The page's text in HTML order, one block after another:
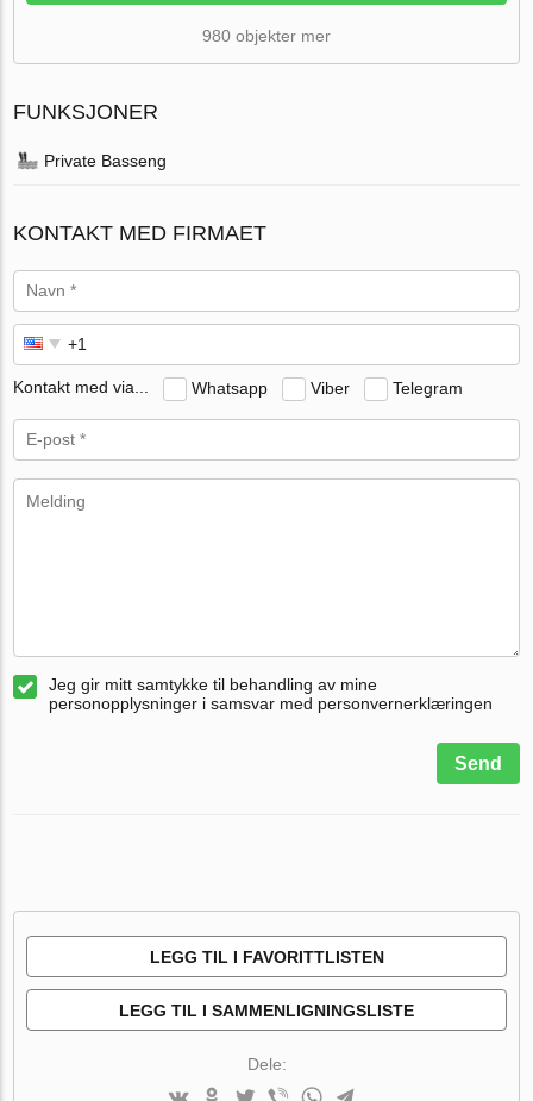
980 objekter mer
FUNKSJONER
Private Basseng
KONTAKT MED FIRMAET
Kontakt med via... Whatsapp Viber Telegram
Jeg gir mitt samtykke til behandling av mine
personopplysninger i samsvar med personvernerklæringen
Send
LEGG TIL I FAVORITTLISTEN
LEGG TIL I SAMMENLIGNINGSLISTE
Dele: